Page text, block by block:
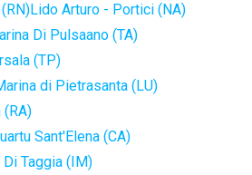
Lido Arturo - Portici (NA)
Di Pulsaano (TA)
(TP)
di Pietrasanta (LU)
(RA)
Sant'Elena (CA)
Di Taggia (IM)